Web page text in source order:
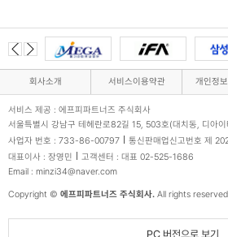
회사소개 서비스이용약관 개인정
서비스 제공 : 에프피파트너즈 주식회사
서울특별시 강남구 테헤란로82길 15, 503호(대치동, 디아이
사업자 번호 : 733-86-00797
통신판매업신고번호 제
대표이사 : 장영민
고객센터 : 대표 02-525-1686
Email : minzi34@naver.com
Copyright © 에프피파트너즈 주식회사. All rights
PC 버전으로 보기